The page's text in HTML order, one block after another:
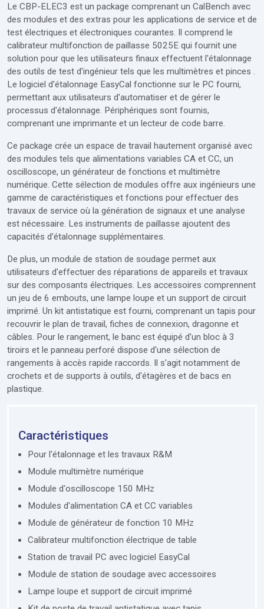
Extras
Ateliers complets
Services
Demande de prix
Le CBP-ELEC3 est un package comprenant un CalBench avec
des modules et des extras pour les applications de service et de
test électriques et électroniques courantes. Il comprend le
calibrateur multifonction de paillasse 5025E qui fournit une
solution pour que les utilisateurs finaux effectuent l'étalonnage
des outils de test d'ingénieur tels que les multimètres et pinces .
Le logiciel d'étalonnage EasyCal fonctionne sur le PC fourni,
permettant aux utilisateurs d'automatiser et de gérer le
processus d'étalonnage. Périphériques sont fournis,
comprenant une imprimante et un lecteur de code barre.
Ce package crée un espace de travail hautement organisé avec
des modules tels que alimentations variables CA et CC, un
oscilloscope, un générateur de fonctions et multimètre
numérique. Cette sélection de modules offre aux ingénieurs une
gamme de caractéristiques et fonctions pour effectuer des
travaux de service où la génération de signaux et une analyse
est nécessaire. Les instruments de paillasse ajoutent des
capacités d'étalonnage supplémentaires.
De plus, un module de station de soudage permet aux
utilisateurs d'effectuer des réparations de appareils et travaux
sur des composants électriques. Les accessoires comprennent
un jeu de 6 embouts, une lampe loupe et un support de circuit
imprimé. Un kit antistatique est fourni, comprenant un tapis pour
recouvrir le plan de travail, fiches de connexion, dragonne et
câbles. Pour le rangement, le banc est équipé d'un bloc à 3
tiroirs et le panneau perforé dispose d'une sélection de
rangements à accès rapide raccords. Il s'agit notamment de
crochets et de supports à outils, d'étagères et de bacs en
plastique.
Caractéristiques
Pour l'étalonnage et les travaux R&M
Module multimètre numérique
Module d'oscilloscope 150 MHz
Modules d'alimentation CA et CC variables
Module de générateur de fonction 10 MHz
Calibrateur multifonction électrique de table
Station de travail PC avec logiciel EasyCal
Module de station de soudage avec accessoires
Lampe loupe et support de circuit imprimé